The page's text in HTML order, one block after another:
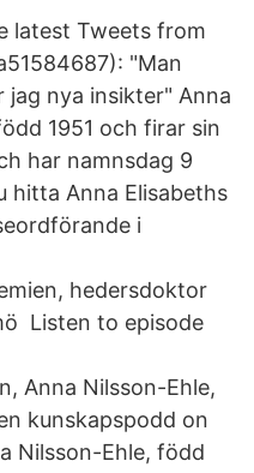
latest Tweets from
"Man
nya insikter" Anna
1951 och firar sin
har namnsdag 9
hitta Anna Elisabeths
i
hedersdoktor
Listen to episode
Anna Nilsson-Ehle,
kunskapspodd on
Nilsson-Ehle, född